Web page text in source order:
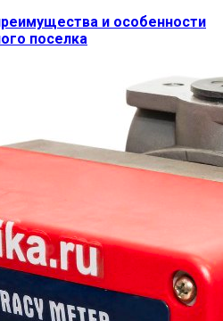
и особенности
поселка